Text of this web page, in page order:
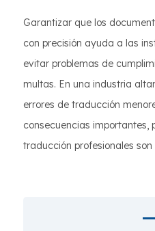
Garantizar que los
con precisión ayuda a las
evitar problemas de
multas. En una industria
errores de traducción
consecuencias importantes,
traducción profesionales son